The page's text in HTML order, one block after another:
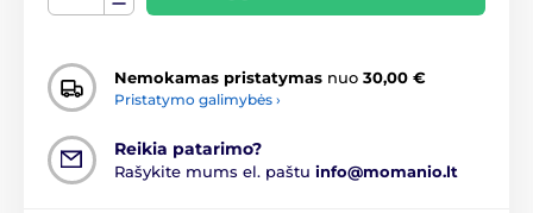
Nemokamas pristatymas nuo 30,00 €
Pristatymo galimybės ›
Reikia patarimo?
Rašykite mums el. paštu info@momanio.lt